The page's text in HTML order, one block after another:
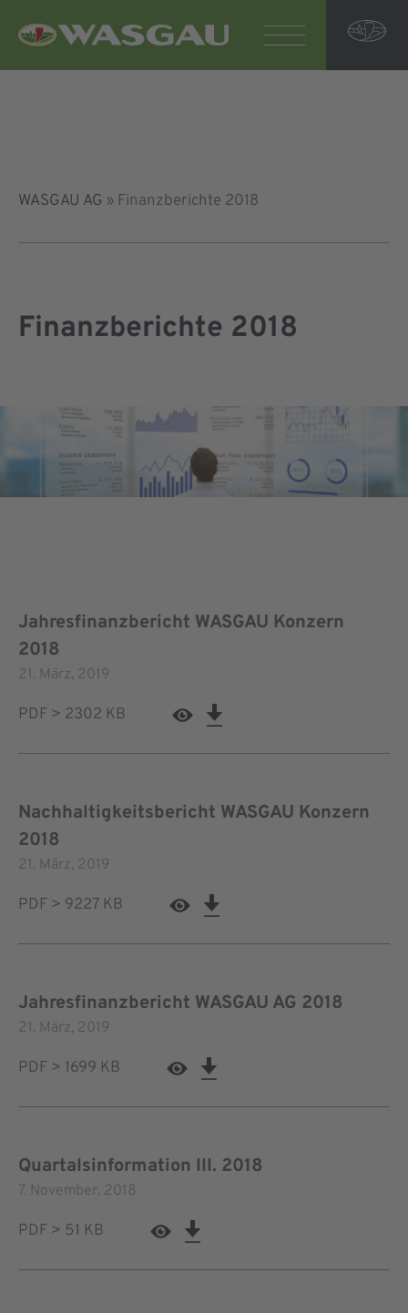
WASGAU AG » Finanzberichte 2018
Finanzberichte 2018
Jahresfinanzbericht WASGAU Konzern
2018
21. März, 2019
PDF > 2302 KB
Nachhaltigkeitsbericht WASGAU Konzern
2018
21. März, 2019
PDF > 9227 KB
Jahresfinanzbericht WASGAU AG 2018
21. März, 2019
PDF > 1699 KB
Quartalsinformation III. 2018
7. November, 2018
PDF > 51 KB